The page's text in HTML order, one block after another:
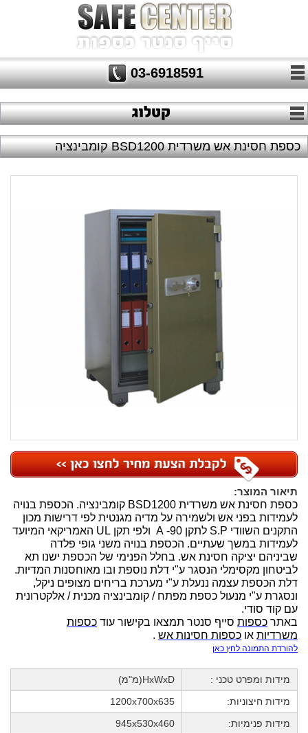
03-6918591
כספת חסינת אש משרדית BSD1200 קומבינציה
תיאור המוצר:
כספת חסינת אש משרדית BSD1200 קומבינציה.
הכספת בנויה
לעמידות בפני אש ולשמירה על מדיה מגנטית לפי דרישות מכון
התקנים השוודי S.P לתקן 90- A ולפי תקן UL האמריקאי המיועד
לעמידות במשך שעתיים. הכספת בנויה משני גופי פלדה
שביניהם יציקה חסינת אש. בחלל הפנימי של הכספת ישנו תא
לביטחון מקסימלי הנסגר ע"י דלת נוספת ובו מאוחסנות המדיות.
דלת הכספת עצמה ננעלת ע"י מערכת בריחים מצופים ניקל,
ונסגרת ע"י מנעול כספת מפתח / קומבינציה מכנית / אלקטרונית
עם קוד סודי.
באתר כספות סייף סנטר תמצאו בקישור עוד כספות
משרדיות או כספות חסינות אש .
להורדת התמונה לחץ כאן
מידות ומפרט טכני :
HxWxD(מ"מ)
מידות חיצוניות:
1200x700x635
מידות פנימיות:
945x530x460